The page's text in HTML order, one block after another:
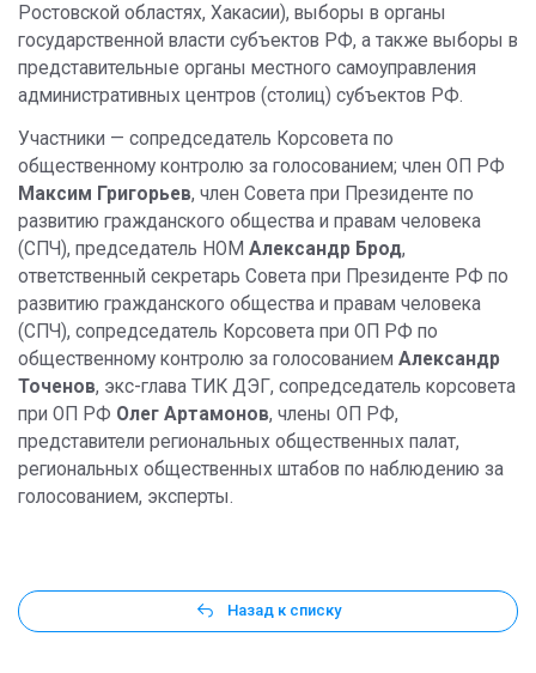
Ростовской областях, Хакасии), выборы в органы
государственной власти субъектов РФ, а также выборы в
представительные органы местного самоуправления
административных центров (столиц) субъектов РФ.
Участники — сопредседатель Корсовета по
общественному контролю за голосованием; член ОП РФ
Максим Григорьев, член Совета при Президенте по
развитию гражданского общества и правам человека
(СПЧ), председатель НОМ Александр Брод,
ответственный секретарь Совета при Президенте РФ по
развитию гражданского общества и правам человека
(СПЧ), сопредседатель Корсовета при ОП РФ по
общественному контролю за голосованием Александр
Точенов, экс-глава ТИК ДЭГ, сопредседатель корсовета
при ОП РФ Олег Артамонов, члены ОП РФ,
представители региональных общественных палат,
региональных общественных штабов по наблюдению за
голосованием, эксперты.
Назад к списку